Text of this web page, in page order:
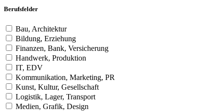
Berufsfelder
Bau, Architektur
Bildung, Erziehung
Finanzen, Bank, Versicherung
Handwerk, Produktion
IT, EDV
Kommunikation, Marketing, PR
Kunst, Kultur, Gesellschaft
Logistik, Lager, Transport
Medien, Grafik, Design